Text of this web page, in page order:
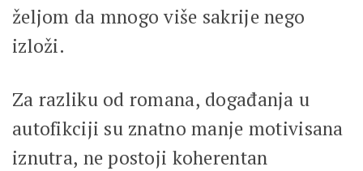
željom da mnogo više sakrije nego
izloži.
Za razliku od romana, događanja u
autofikciji su znatno manje motivisana
iznutra, ne postoji koherentan